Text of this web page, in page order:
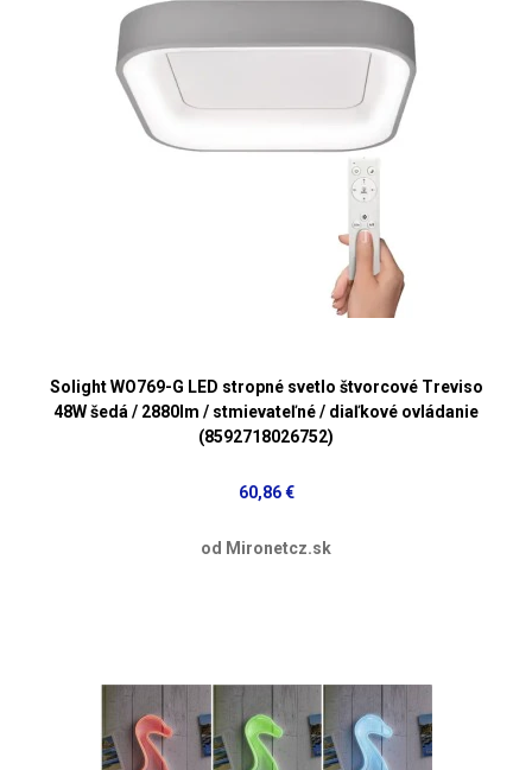
Solight WO769-G LED stropné svetlo štvorcové Treviso
48W šedá / 2880lm / stmievateľné / diaľkové ovládanie
(8592718026752)
60,86 €
od Mironetcz.sk